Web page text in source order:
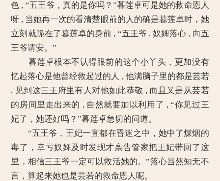
色 , “五王爷，真的是你吗？”暮莲卓可是她的救命恩人
呀 , 当她再一次的看清楚眼前的人的确是暮莲卓时，她
立刻就跪在了暮莲卓的身前 , “五王爷 , 奴婢落心 , 向五
王爷请安。”
暮莲卓根本不认得眼前的这个小丫头，更加没有
忆起落心是他曾经救起过的人 , 他满脑子里的都是芸若
, 见到这三王府里有人对他如此恭敬 , 而且又是从芸若
的房间里走出来的 , 自然就要加以利用了 , “你见过王
妃了，她还好吗？”暮莲卓急切的问道。
“五王爷，王妃一直都在昏迷之中，她中了煤烟的
毒了，幸亏奴婢及时发现才禀告管家把王妃带回了这
里，相信三王爷一定可以救活她的。”落心当然知无不
言，算起来她也是芸若的救命恩人呢。